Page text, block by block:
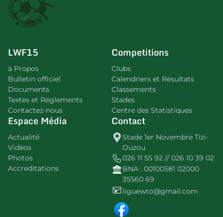
LWF15
à Propos
Bulletin officiel
Documents
Textes et Réglements
Contactez-nous
Competitions
Clubs
Calendriers et Résultats
Classements
Stades
Centre des Statistiques
Espace Média
Actualité
Vidéos
Photos
Accreditations
Contact
Stade 1er Novembre Tizi-
Ouzou
026 11 55 92 // 026 10 39 02
BNA : 00100581 02000
35560 69
liguewto@gmail.com